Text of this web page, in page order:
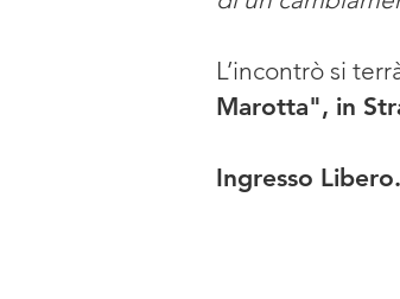
L’incontrò si
Marotta", in
Ingresso